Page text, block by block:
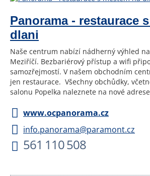
Panorama - restaurace
dlani
Naše centrum nabízí nádherný výhled
Meziříčí. Bezbariérový přístup a wifi
samozřejmostí. V našem obchodním
jen restaurace. Všechny obchůdky,
salonu Popelka naleznete na nové
www.ocpanorama.cz
info.panorama@paramont.cz
561 110 508